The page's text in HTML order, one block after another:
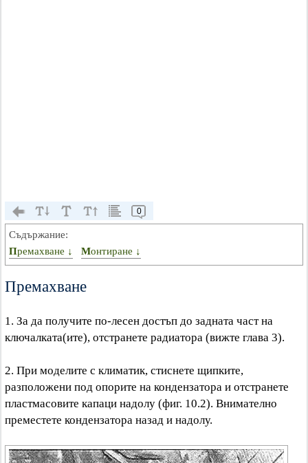
0
Съдържание:
Премахване ↓
Монтиране ↓
Премахване
1. За да получите по-лесен достъп до задната част на
ключалката(ите), отстранете радиатора (вижте глава 3).
2. При моделите с климатик, стиснете щипките,
разположени под опорите на кондензатора и отстранете
пластмасовите капаци надолу (фиг. 10.2). Внимателно
преместете кондензатора назад и надолу.